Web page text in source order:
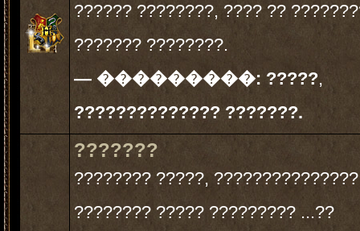
?????? ????????, ???? ??
??????? ????????.
— ���������: ?????,
?????????????? ???????.
???????
???????? ?????,
???????? ????? ????????? ...??